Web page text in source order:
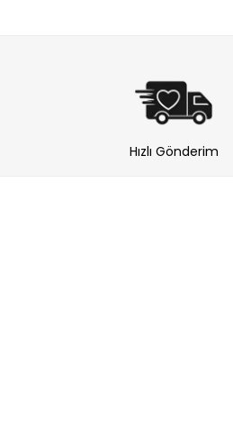
Hızlı Gönderim